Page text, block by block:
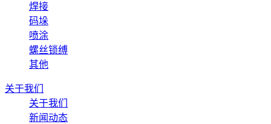
焊接
码垛
喷涂
螺丝锁缚
其他
关于我们
关于我们
新闻动态